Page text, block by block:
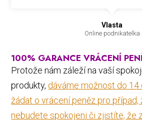
Vlasta
Online podnikatelka
100% GARANCE VRÁCENÍ
Protože nám záleží na vaší
produkty, dáváme možnost do 14
žádat o vrácení peněz pro
nebudete spokojeni či zjistíte, že